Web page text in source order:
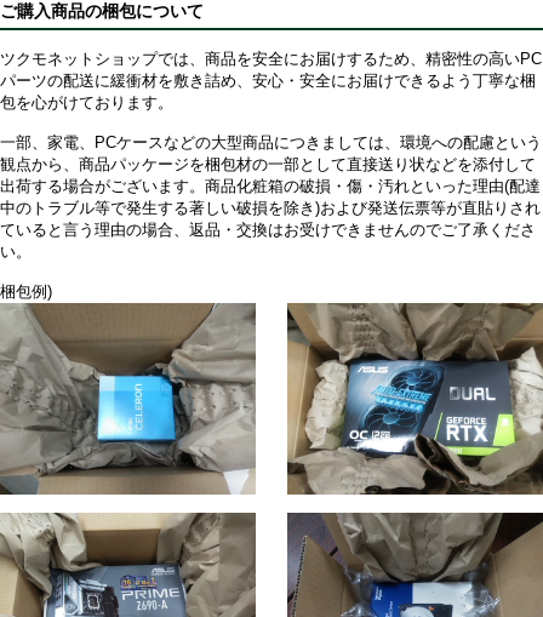
ご購入商品の梱包について
ツクモネットショップでは、商品を安全にお届けするため、精密性の高いPC
パーツの配送に緩衝材を敷き詰め、安心・安全にお届けできるよう丁寧な梱
包を心がけております。
一部、家電、PCケースなどの大型商品につきましては、環境への配慮という
観点から、商品パッケージを梱包材の一部として直接送り状などを添付して
出荷する場合がございます。商品化粧箱の破損・傷・汚れといった理由(配達
中のトラブル等で発生する著しい破損を除き)および発送伝票等が直貼りされ
ていると言う理由の場合、返品・交換はお受けできませんのでご了承くださ
い。
梱包例)